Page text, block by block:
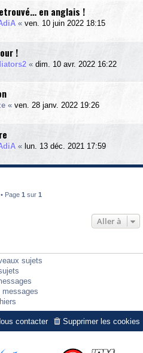
en anglais !
« ven. 10 juin 2022 18:15
!
« dim. 10 avr. 2022 16:22
« ven. 28 janv. 2022 19:26
« lun. 13 déc. 2021 17:59
Page 1 sur 1
Aller à
sujets
messages
Supprimer les cookies
contacter